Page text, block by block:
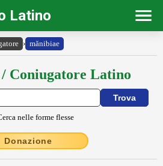
Latino
› mănibiae
Coniugatore Latino
nelle forme flesse
Donazione